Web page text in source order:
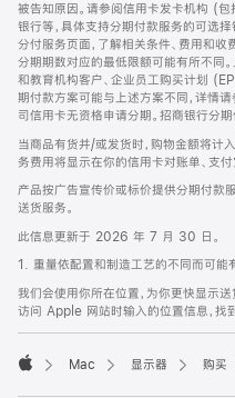
被告知原因。请参阅信用卡发卡机构 (包
银行等，具体支持分期付款服务的可选
分付服务页面，了解相关条件、费用和收
分期期数对应的最低限额可能有所不同
和教育机构客户、企业员工购买计划
期付款方案可能与上述方案不同，详情
司信用卡无资格申请分期。招商银行分
当商品有货并/或发货时，购物金额将计
务费用将显示在你的信用卡对账单、支付
产品按广告宣传价或标价提供分期付款
送货服务。
此信息更新于 2026 年 7 月 30 日。
1. 重量依配置和制造工艺的不同而可能
我们会使用你所在位置，为你更快显示
访问 Apple 网站时输入的位置信息，找
Mac 显示器 购买